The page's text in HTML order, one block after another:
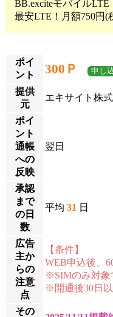
BB.exciteモバイルLTE
最安LTE！月額750円(
ポイ
ント
300Ｐ 申し
提供
元
エキサイト株
ポイ
ント
通帳
への
反映
翌日
承認
まで
の日
数
平均 31 日
広告
主か
らの
注意
点
【条件】
WEB申込後、
※SIMのみ対象
※開通後30日
その